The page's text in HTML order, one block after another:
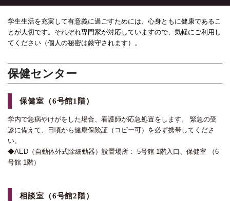
学生生活を充実して有意義に過ごすためには、心身ともに健康であるこ
とが大切です。それぞれ専門家が対応していますので、気軽にご利用し
てください（個人の秘密は厳守されます）。
保健センター
保健室 （6号館1階）
学内で急病やけがをした場合、看護師が応急処置をします。 緊急の受
診に備えて、日頃から健康保険証（コピー可）を必ず携帯してくださ
い。
◆AED（自動体外式除細動器）設置場所： 5号館 1階入口、保健室 （6
号館 1階）
相談室 （6号館2階）